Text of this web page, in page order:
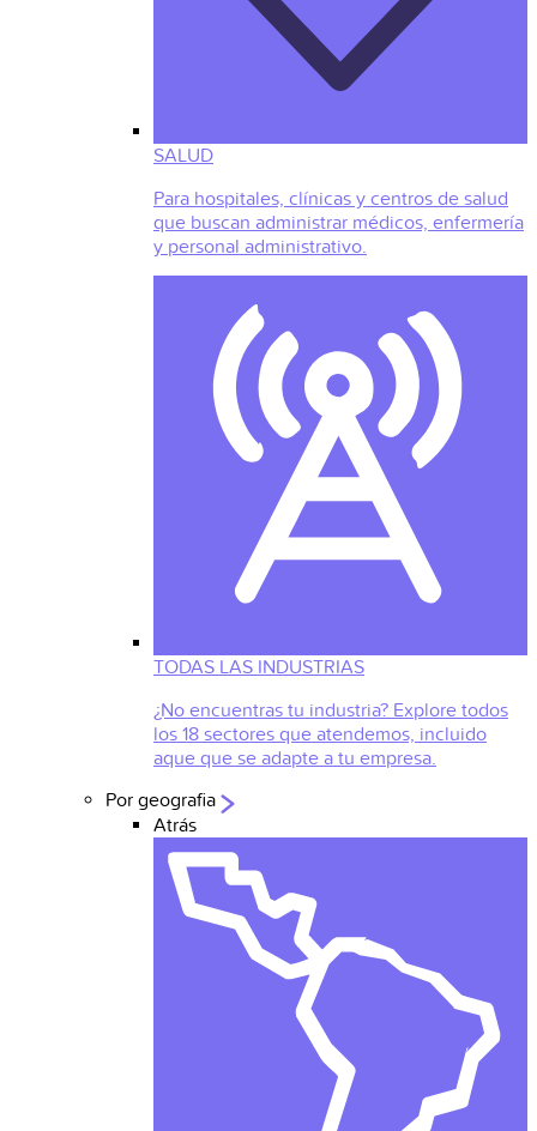
SALUD
Para hospitales, clínicas y centros de salud
que buscan administrar médicos, enfermería
y personal administrativo.
TODAS LAS INDUSTRIAS
¿No encuentras tu industria? Explore todos
los 18 sectores que atendemos, incluido
aque que se adapte a tu empresa.
Por geografia
Atrás